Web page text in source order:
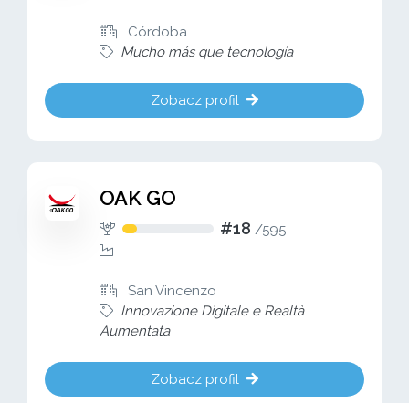
Córdoba
Mucho más que tecnología
Zobacz profil
OAK GO
#18 /595
San Vincenzo
Innovazione Digitale e Realtà
Aumentata
Zobacz profil